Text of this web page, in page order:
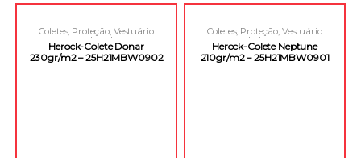
Coletes, Proteção, Vestuário
Laboral
Herock-Colete Donar
230gr/m2 – 25H21MBW0902
Coletes, Proteção, Vestuário
Laboral
Herock-Colete Neptune
210gr/m2 – 25H21MBW0901